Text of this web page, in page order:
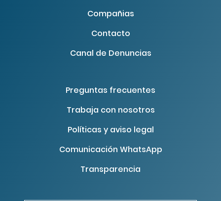
Compañias
Contacto
Canal de Denuncias
Preguntas frecuentes
Trabaja con nosotros
Políticas y aviso legal
Comunicación WhatsApp
Transparencia